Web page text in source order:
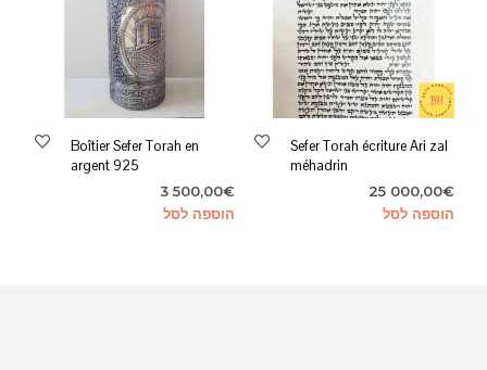
Sefer Torah écriture Ari zal
méhadrin
25 000,00€
הוספה לסל
Boîtier Sefer Torah en
argent 925
3 500,00€
הוספה לסל